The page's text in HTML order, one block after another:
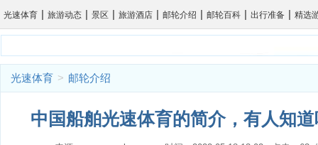
光速体育 | 旅游动态 | 景区 | 旅游酒店 | 邮轮介绍 | 邮轮百科 | 出行准备 | 精选
光速体育 > 邮轮介绍
中国船舶光速体育的简介，有人知